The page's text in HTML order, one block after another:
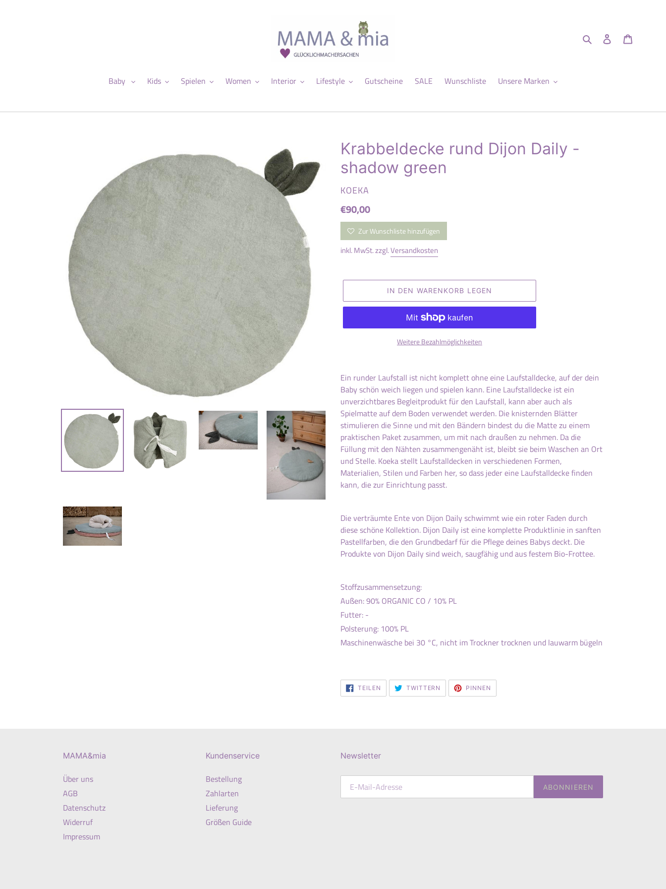
Suchen Einloggen
Baby Kids Spielen Women Interior Lifestyle Gutscheine SALE Wunschliste Unsere Marken
Krabbeldecke rund Dijon Daily -
shadow green
VERKÄUFER
KOEKA
Normaler
Preis
€90,00
Zur Wunschliste hinzufügen
inkl. MwSt. zzgl.Versandkosten
IN DEN WARENKORB LEGEN
Weitere Bezahlmöglichkeiten
wird
zum
Warenkorb
hinzugefügt
Ein runder Laufstall ist nicht komplett ohne eine Laufstalldecke, auf der dein
Baby schön weich liegen und spielen kann. Eine Laufstalldecke ist ein
unverzichtbares Begleitprodukt für den Laufstall, kann aber auch als
Spielmatte auf dem Boden verwendet werden. Die knisternden Blätter
stimulieren die Sinne und mit den Bändern bindest du die Matte zu einem
praktischen Paket zusammen, um mit nach draußen zu nehmen. Da die
Füllung mit den Nähten zusammengenäht ist, bleibt sie beim Waschen an Ort
und Stelle. Koeka stellt Laufstalldecken in verschiedenen Formen,
Materialien, Stilen und Farben her, so dass jeder eine Laufstalldecke finden
kann, die zur Einrichtung passt.
Die verträumte Ente von Dijon Daily schwimmt wie ein roter Faden durch
diese schöne Kollektion. Dijon Daily ist eine komplette Produktlinie in sanften
Pastellfarben, die den Grundbedarf für die Pflege deines Babys deckt. Die
Produkte von Dijon Daily sind weich, saugfähig und aus festem Bio-Frottee.
Stoffzusammensetzung:
Außen: 90% ORGANIC CO / 10% PL
Futter: -
Polsterung: 100% PL
Maschinenwäsche bei 30 °C, nicht im Trockner trocknen und lauwarm bügeln
TEILEN
FACEBOOK
TEILEN
TWITTERN
TWITTER
TWITTERN
PINNEN
PINNEN
MAMA&mia
Über uns
AGB
Datenschutz
Widerruf
Impressum
Kundenservice
Bestellung
Zahlarten
Lieferung
Größen Guide
Newsletter
ABONNIEREN